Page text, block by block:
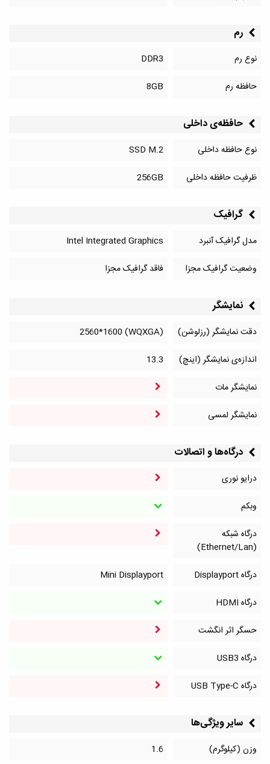
رم
نوع رم
DDR3
حافظه رم
8GB
حافظه‌‌ی داخلی
نوع حافظه داخلی
SSD M.2
ظرفیت حافظه داخلی
256GB
گرافیک
مدل گرافیک آنبرد
Intel Integrated Graphics
وضعیت گرافیک مجزا
فاقد گرافیک مجزا
نمایشگر
دقت نمایشگر (رزلوشن)
(WQXGA) 2560*1600
اندازه‌ی نمایشگر (اینچ)
13.3
نمایشگر مات
نمایشگر لمسی
درگاه‌ها و اتصالات
درایو نوری
وبکم
درگاه شبکه
(Ethernet/Lan)
درگاه Displayport
Mini Displayport
درگاه HDMI
حسگر اثر انگشت
درگاه‌ USB3
درگاه‌ USB Type-C
سایر ویژگی‌ها
وزن (کیلوگرم) 1.6